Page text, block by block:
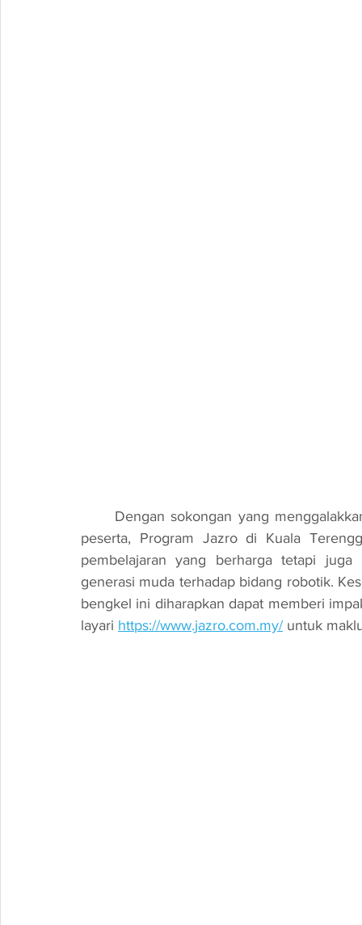
peserta, Program Jazro di Kuala
pembelajaran yang berharga tetapi
generasi muda terhadap bidang robotik.
bengkel ini diharapkan dapat memberi
layari https://www.jazro.com.my/ untuk